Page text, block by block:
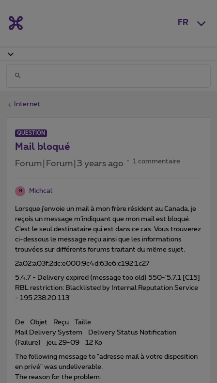
FR
Internet
QUESTION
Mail bloqué
Forum|Forum|3 years ago 1 commentaire
M Michcal
Lorsque j’envoie un mail à mon frère résident au Canada, je
reçois un message m’indiquant que mon mail est bloqué.
C’est le seul destinataire qui est dans ce cas. Vous trouverez
ci-dessous le message reçu ainsi que les informations
trouvées sur différents forums traitant du même sujet.
2a02:a03f:2dc:e000:9c4d:63e6:c192:1c27
5.4.7 - Delivery expired (message too old) 550-'5.7.1 [C15]
RBL restriction: Blacklisted by Internal Reputation Service
- 195.238.20.113'
De Objet Reçu Taille
Mail Delivery System Delivery Status Notification
(Failure) jeu. 29-09 12 Ko
The following message to "adresse mail à votre disposition
en privé" was undeliverable.
The reason for the problem: